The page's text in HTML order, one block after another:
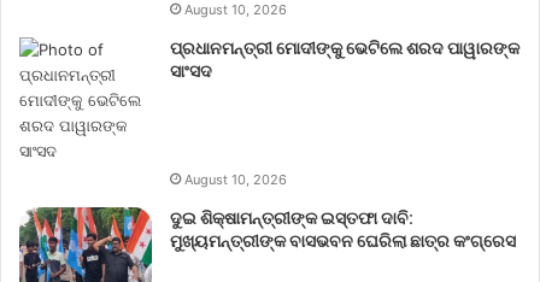
August 10, 2026
ପ୍ରଧାନମନ୍ତ୍ରୀ ମୋଦୀଙ୍କୁ ଭେଟିଲେ ଶରଦ ପାୱାରଙ୍କ
ସାଂସଦ
August 10, 2026
ଦୁଇ ଶିକ୍ଷାମନ୍ତ୍ରୀଙ୍କ ଇସ୍ତଫା ଦାବି:
ମୁଖ୍ୟମନ୍ତ୍ରୀଙ୍କ ବାସଭବନ ଘେରିଲା ଛାତ୍ର କଂଗ୍ରେସ